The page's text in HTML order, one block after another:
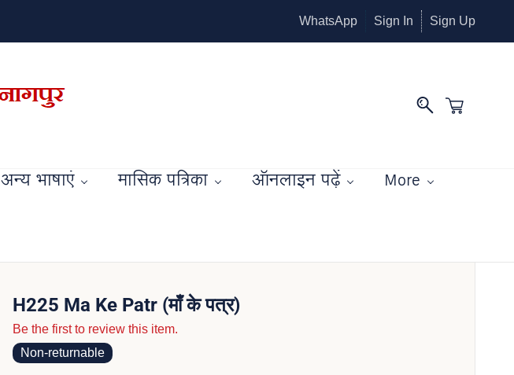
WhatsApp Sign In Sign Up
अन्य भाषाएं मासिक पत्रिका ऑनलाइन पढ़ें More
H225 Ma Ke Patr (माँ के पत्र)
Be the first to review this item.
Non-returnable